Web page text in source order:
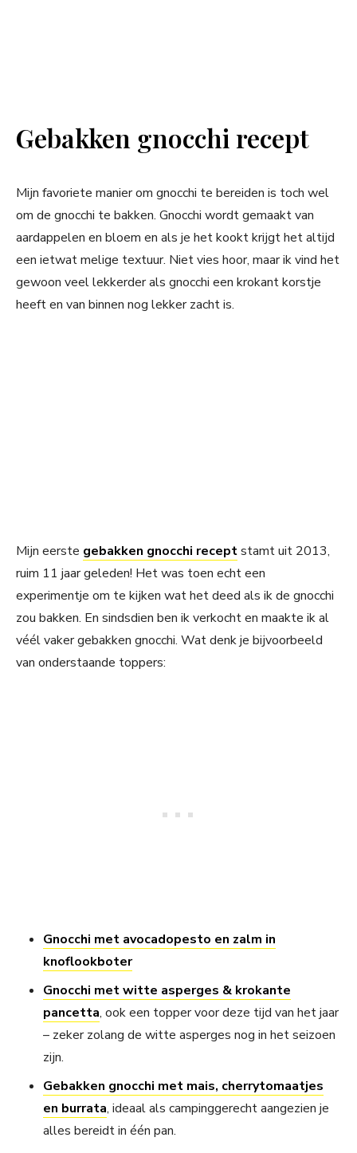
Gebakken gnocchi recept
Mijn favoriete manier om gnocchi te bereiden is toch wel
om de gnocchi te bakken. Gnocchi wordt gemaakt van
aardappelen en bloem en als je het kookt krijgt het altijd
een ietwat melige textuur. Niet vies hoor, maar ik vind het
gewoon veel lekkerder als gnocchi een krokant korstje
heeft en van binnen nog lekker zacht is.
Mijn eerste gebakken gnocchi receptstamt uit 2013,
ruim 11 jaar geleden! Het was toen echt een
experimentje om te kijken wat het deed als ik de gnocchi
zou bakken. En sindsdien ben ik verkocht en maakte ik al
véél vaker gebakken gnocchi. Wat denk je bijvoorbeeld
van onderstaande toppers:
Gnocchi met avocadopesto en zalm in
knoflookboter
Gnocchi met witte asperges & krokante
pancetta, ook een topper voor deze tijd van het jaar
– zeker zolang de witte asperges nog in het seizoen
zijn.
Gebakken gnocchi met mais, cherrytomaatjes
en burrata, ideaal als campinggerecht aangezien je
alles bereidt in één pan.